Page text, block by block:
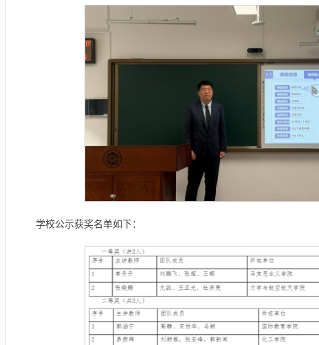
学校公示获奖名单如下：